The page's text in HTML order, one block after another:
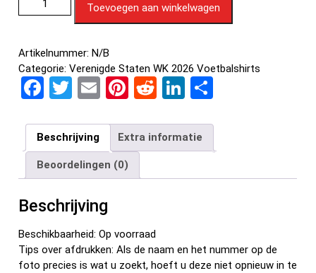
Toevoegen aan winkelwagen
Artikelnummer:N/B
Categorie:Verenigde Staten WK 2026 Voetbalshirts
F
ce
b
o
o
k
T
tt
er
E
ail
Pi
er
es
t
R
d
di
t
Li
ke
dI
n
e
n
Beschrijving Extra informatie
Beoordelingen (0)
Beschrijving
Beschikbaarheid: Op voorraad
Tips over afdrukken: Als de naam en het nummer op de
foto precies is wat u zoekt, hoeft u deze niet opnieuw in te